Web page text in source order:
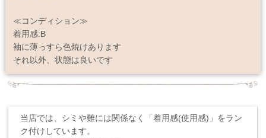
≪コンディション≫
着用感:B
袖に薄っすら色焼けあります
それ以外、状態は良いです
当店では、シミや難には関係なく「着用感(使用感)」をラン
ク付けしています。